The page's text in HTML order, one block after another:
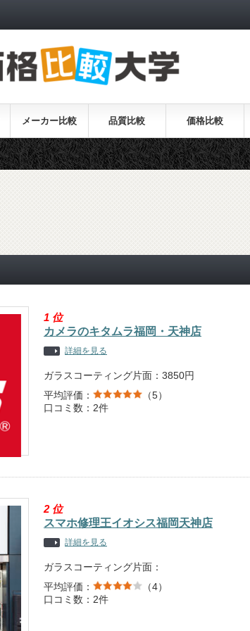
メーカー比較 品質比較 価格比較
1 位
カメラのキタムラ福岡・天神店
詳細を見る
ガラスコーティング片面：3850円
平均評価：
（5）
口コミ数：2件
2位
スマホ修理王イオシス福岡天神店
詳細を見る
ガラスコーティング片面：
平均評価：
（4）
口コミ数：2件